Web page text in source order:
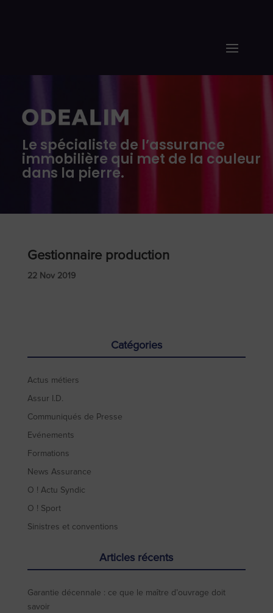
Le spécialiste de l’assurance
immobilière qui met de la couleur
dans la pierre.
Gestionnaire production
22 Nov 2019
Catégories
Actus métiers
Assur I.D.
Communiqués de Presse
Evénements
Formations
News Assurance
O ! Actu Syndic
O ! Sport
Sinistres et conventions
Articles récents
Garantie décennale : ce que le maître d’ouvrage doit
savoir